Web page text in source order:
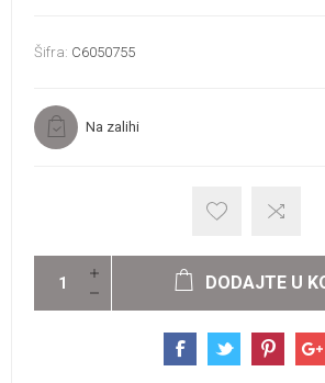
Šifra: C6050755
Na zalihi
DODAJTE U